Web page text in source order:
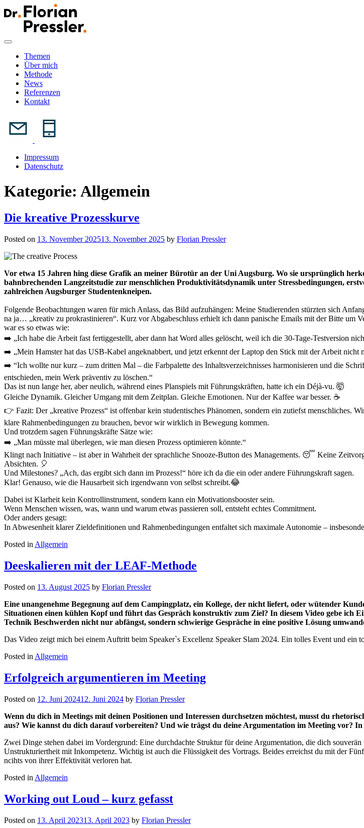
Skip
to
content
Themen
Über mich
Methode
News
Referenzen
Kontakt
Impressum
Datenschutz
Kategorie: Allgemein
Die kreative Prozesskurve
Posted on 13. November 202513. November 2025 by Florian Pressler
Vor etwa 15 Jahren hing diese Grafik an meiner Bürotür an der Uni Augsburg. Wo sie ursprünglich
bahnbrechenden Langzeitstudie zur menschlichen Produktivitätsdynamik unter Stressbedingungen,
zahlreichen Augsburger Studentenkneipen.
Folgende Beobachtungen waren für mich Anlass, das Bild aufzuhängen: Meine Studierenden stürzten sich
na ja… „kreativ zu prokrastinieren“. Kurz vor Abgabeschluss erhielt ich dann panische Emails mit der Bitte um
war es so etwas wie:
➡️ „Ich habe die Arbeit fast fertiggestellt, aber dann hat Word alles gelöscht, weil ich die 30-Tage-Testversion
➡️ „Mein Hamster hat das USB-Kabel angeknabbert, und jetzt erkennt der Laptop den Stick mit der Arbeit nicht
➡️ “Ich wollte nur kurz – zum dritten Mal – die Farbpalette des Inhaltsverzeichnisses harmonisieren und die
entschieden, mein Werk präventiv zu löschen.“
Das ist nun lange her, aber neulich, während eines Planspiels mit Führungskräften, hatte ich ein Déjà-vu. 🤯
Gleiche Dynamik. Gleicher Umgang mit dem Zeitplan. Gleiche Emotionen. Nur der Kaffee war besser. ☕️
👉 Fazit: Der „kreative Prozess“ ist offenbar kein studentisches Phänomen, sondern ein zutiefst menschliches.
klare Rahmenbedingungen zu brauchen, bevor wir wirklich in Bewegung kommen.
Und trotzdem sagen Führungskräfte Sätze wie:
➡️ „Man müsste mal überlegen, wie man diesen Prozess optimieren könnte.“
Klingt nach Initiative – ist aber in Wahrheit der sprachliche Snooze-Button des Managements. 😴 Keine
Absichten. 🎈
Und Milestones? „Ach, das ergibt sich dann im Prozess!“ höre ich da die ein oder andere Führungskraft sagen.
Klar! Genauso, wie die Hausarbeit sich irgendwann von selbst schreibt.😂
Dabei ist Klarheit kein Kontrollinstrument, sondern kann ein Motivationsbooster sein.
Wenn Menschen wissen, was, wann und warum etwas passieren soll, entsteht echtes Commitment.
Oder anders gesagt:
In Abwesenheit klarer Zieldefinitionen und Rahmenbedingungen entfaltet sich maximale Autonomie –
Posted in Allgemein
Deeskalieren mit der LEAF-Methode
Posted on 13. August 2025 by Florian Pressler
Eine unangenehme Begegnung auf dem Campingplatz, ein Kollege, der nicht liefert, oder wütender
Situationen einen kühlen Kopf und führt das Gespräch konstruktiv zum Ziel? In diesem Video gebe
Technik Beschwerden nicht nur abfängst, sondern schwierige Gespräche in eine positive Lösung
Das Video zeigt mich bei einem Auftritt beim Speaker`s Excellenz Speaker Slam 2024. Ein tolles Event und ein
Posted in Allgemein
Erfolgreich argumentieren im Meeting
Posted on 12. Juni 202412. Juni 2024 by Florian Pressler
Wenn du dich in Meetings mit deinen Positionen und Interessen durchsetzen möchtest, musst du
aus? Wie kannst du dich darauf vorbereiten? Und wie trägst du deine Argumentation im Meeting vor?
Zwei Dinge stehen dabei im Vordergrund: Eine durchdachte Struktur für deine Argumentation, die dich
Unstrukturiertheit mit Inkompetenz. Wichtig ist auch die Flüssigkeit des Vortrags. Beides erreichst du mit der
ncihts von ihrer Effektivität verloren hat.
Posted in Allgemein
Working out Loud – kurz gefasst
Posted on 13. April 202313. April 2023 by Florian Pressler